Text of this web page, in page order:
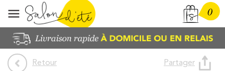
0
Retour Partager